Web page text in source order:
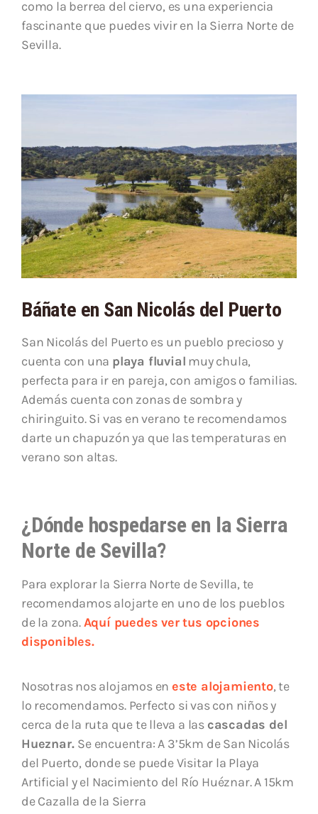
como la berrea del ciervo, es una experiencia
fascinante que puedes vivir en la Sierra Norte de
Sevilla.
Báñate en San Nicolás del Puerto
San Nicolás del Puerto es un pueblo precioso y
cuenta con una playa fluvial muy chula,
perfecta para ir en pareja, con amigos o familias.
Además cuenta con zonas de sombra y
chiringuito. Si vas en verano te recomendamos
darte un chapuzón ya que las temperaturas en
verano son altas.
¿Dónde hospedarse en la Sierra
Norte de Sevilla?
Para explorar la Sierra Norte de Sevilla, te
recomendamos alojarte en uno de los pueblos
de la zona.Aquí puedes ver tus opciones
disponibles.
Nosotras nos alojamos en este alojamiento, te
lo recomendamos. Perfecto si vas con niños y
cerca de la ruta que te lleva a las cascadas del
Hueznar. Se encuentra: A 3’5km de San Nicolás
del Puerto, donde se puede Visitar la Playa
Artificial y el Nacimiento del Río Huéznar. A 15km
de Cazalla de la Sierra